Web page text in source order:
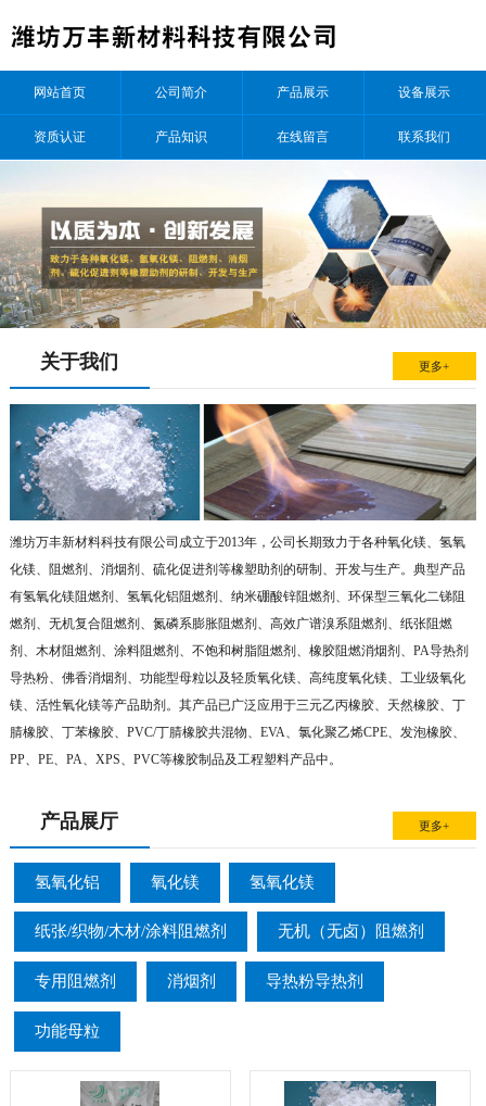
网站首页 公司简介 产品展示 设备展示
资质认证 产品知识 在线留言 联系我们
关于我们 更多+
潍坊万丰新材料科技有限公司成立于2013年，公司长期致力于各种氧化镁、氢氧
化镁、阻燃剂、消烟剂、硫化促进剂等橡塑助剂的研制、开发与生产。典型产品
有氢氧化镁阻燃剂、氢氧化铝阻燃剂、纳米硼酸锌阻燃剂、环保型三氧化二锑阻
燃剂、无机复合阻燃剂、氮磷系膨胀阻燃剂、高效广谱溴系阻燃剂、纸张阻燃
剂、木材阻燃剂、涂料阻燃剂、不饱和树脂阻燃剂、橡胶阻燃消烟剂、PA导热剂
导热粉、佛香消烟剂、功能型母粒以及轻质氧化镁、高纯度氧化镁、工业级氧化
镁、活性氧化镁等产品助剂。其产品已广泛应用于三元乙丙橡胶、天然橡胶、丁
腈橡胶、丁苯橡胶、PVC/丁腈橡胶共混物、EVA、氯化聚乙烯CPE、发泡橡胶、
PP、PE、PA、XPS、PVC等橡胶制品及工程塑料产品中。
产品展厅 更多+
氢氧化铝 氧化镁 氢氧化镁
纸张/织物/木材/涂料阻燃剂 无机（无卤）阻燃剂
专用阻燃剂 消烟剂 导热粉导热剂
功能母粒